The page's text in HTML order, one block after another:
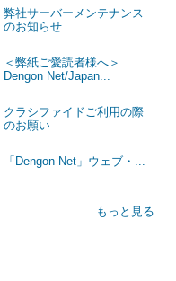
弊社サーバーメンテナンス
のお知らせ
＜弊紙ご愛読者様へ＞
Dengon Net/Japan...
クラシファイドご利用の際
のお願い
「Dengon Net」ウェブ・...
もっと見る